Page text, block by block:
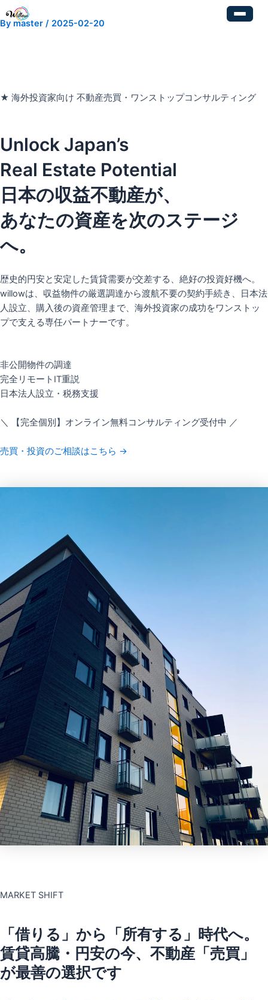
容
プ
By master / 2025-02-20
★ 海外投資家向け 不動産売買・ワンストップコンサルティング
Unlock Japan’s
Real Estate Potential
日本の収益不動産が、
あなたの資産を次のステージ
へ。
歴史的円安と安定した賃貸需要が交差する、絶好の投資好機へ。
willowは、収益物件の厳選調達から渡航不要の契約手続き、日本法
人設立、購入後の資産管理まで、海外投資家の成功をワンストッ
プで支える専任パートナーです。
非公開物件の調達
完全リモートIT重説
日本法人設立・税務支援
＼ 【完全個別】オンライン無料コンサルティング受付中 ／
売買・投資のご相談はこちら →
MARKET SHIFT
「借りる」から「所有する」時代へ。
賃貸高騰・円安の今、不動産「売買」
が最善の選択です
Post
navigation